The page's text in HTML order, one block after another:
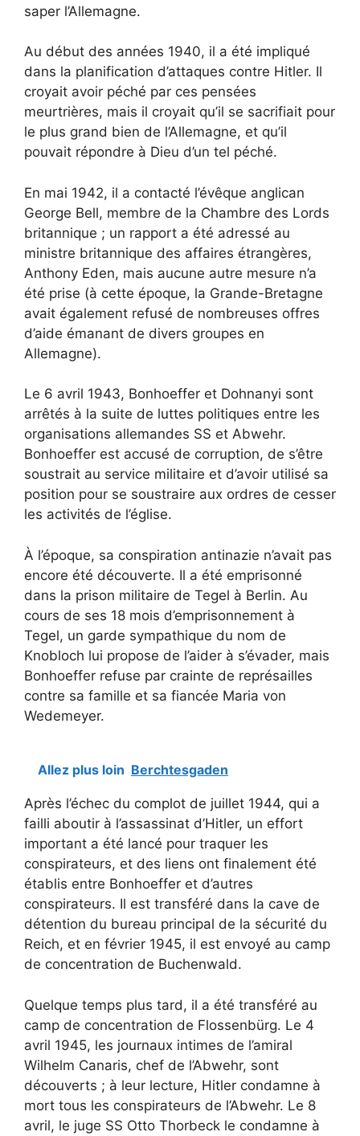
saper l’Allemagne.
Au début des années 1940, il a été impliqué
dans la planification d’attaques contre Hitler. Il
croyait avoir péché par ces pensées
meurtrières, mais il croyait qu’il se sacrifiait pour
le plus grand bien de l’Allemagne, et qu’il
pouvait répondre à Dieu d’un tel péché.
En mai 1942, il a contacté l’évêque anglican
George Bell, membre de la Chambre des Lords
britannique ; un rapport a été adressé au
ministre britannique des affaires étrangères,
Anthony Eden, mais aucune autre mesure n’a
été prise (à cette époque, la Grande-Bretagne
avait également refusé de nombreuses offres
d’aide émanant de divers groupes en
Allemagne).
Le 6 avril 1943, Bonhoeffer et Dohnanyi sont
arrêtés à la suite de luttes politiques entre les
organisations allemandes SS et Abwehr.
Bonhoeffer est accusé de corruption, de s’être
soustrait au service militaire et d’avoir utilisé sa
position pour se soustraire aux ordres de cesser
les activités de l’église.
À l’époque, sa conspiration antinazie n’avait pas
encore été découverte. Il a été emprisonné
dans la prison militaire de Tegel à Berlin. Au
cours de ses 18 mois d’emprisonnement à
Tegel, un garde sympathique du nom de
Knobloch lui propose de l’aider à s’évader, mais
Bonhoeffer refuse par crainte de représailles
contre sa famille et sa fiancée Maria von
Wedemeyer.
Allez plus loin Berchtesgaden
Après l’échec du complot de juillet 1944, qui a
failli aboutir à l’assassinat d’Hitler, un effort
important a été lancé pour traquer les
conspirateurs, et des liens ont finalement été
établis entre Bonhoeffer et d’autres
conspirateurs. Il est transféré dans la cave de
détention du bureau principal de la sécurité du
Reich, et en février 1945, il est envoyé au camp
de concentration de Buchenwald.
Quelque temps plus tard, il a été transféré au
camp de concentration de Flossenbürg. Le 4
avril 1945, les journaux intimes de l’amiral
Wilhelm Canaris, chef de l’Abwehr, sont
découverts ; à leur lecture, Hitler condamne à
mort tous les conspirateurs de l’Abwehr. Le 8
avril, le juge SS Otto Thorbeck le condamne à